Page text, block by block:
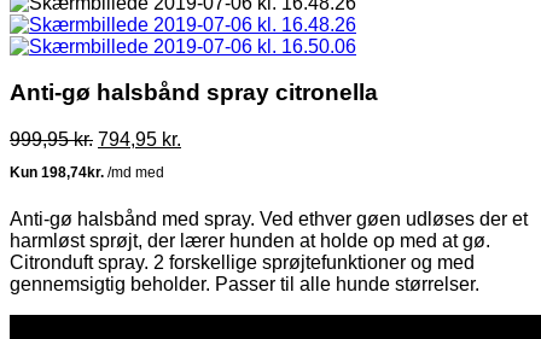
Anti-gø halsbånd spray citronella
999,95kr. Den
pris
999,95 kr..
794,95 kr.
794,95 kr..
Anti-gø halsbånd med spray. Ved ethver gøen udløses der et
harmløst sprøjt, der lærer hunden at holde op med at gø.
Citronduft spray. 2 forskellige sprøjtefunktioner og med
gennemsigtig beholder. Passer til alle hunde størrelser.